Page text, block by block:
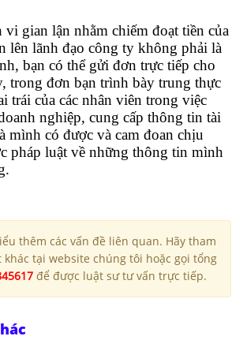
vi gian lận nhằm chiếm đoạt tiền của
lên lãnh đạo công ty không phải là
bạn có thể gửi đơn trực tiếp cho
trong đơn bạn trình bày trung thực
trái của các nhân viên trong việc
nghiệp, cung cấp thông tin tài
mình có được và cam đoan chịu
pháp luật về những thông tin mình
thêm các vấn đề liên quan. Hãy tham
khác tại website chúng tôi hoặc gọi tổng
để được luật sư tư vấn trực tiếp.